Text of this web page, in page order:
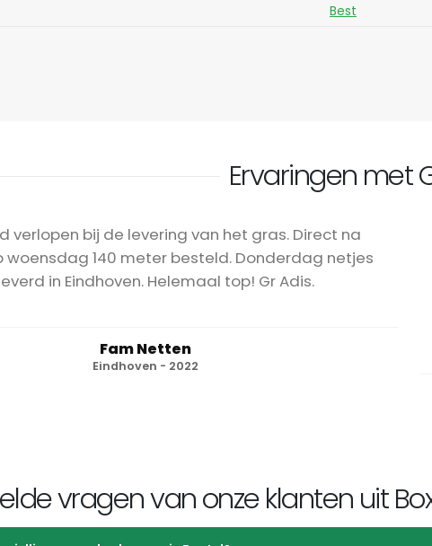
Best
Ervaringen met
verlopen bij de levering van het gras. Direct na
woensdag 140 meter besteld. Donderdag netjes
in Eindhoven. Helemaal top! Gr Adis.
Fam Netten
Eindhoven - 2022
vragen van onze klanten uit